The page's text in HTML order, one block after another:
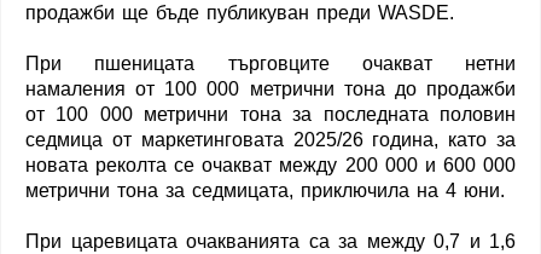
продажби ще бъде публикуван преди WASDE.
При пшеницата търговците очакват нетни
намаления от 100 000 метрични тона до продажби
от 100 000 метрични тона за последната половин
седмица от маркетинговата 2025/26 година, като за
новата реколта се очакват между 200 000 и 600 000
метрични тона за седмицата, приключила на 4 юни.
При царевицата очакванията са за между 0,7 и 1,6